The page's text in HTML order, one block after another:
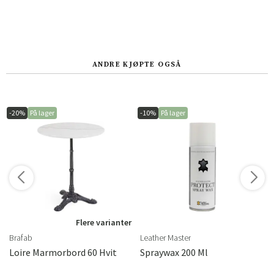
ANDRE KJØPTE OGSÅ
-20% På lager
Flere varianter
Brafab
Loire Marmorbord 60 Hvit
-10% På lager
Leather Master
Spraywax 200 Ml